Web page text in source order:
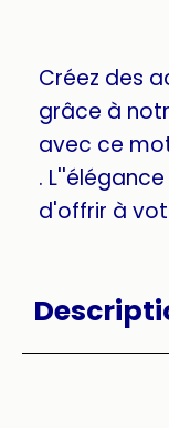
Créez des
grâce à
avec ce
.
d'offrir à